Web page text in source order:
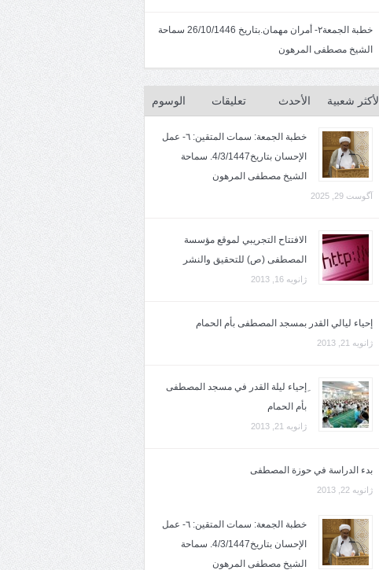
خطبة الجمعة٢- أمران مهمان.بتاريخ 26/10/1446 سماحة
الشيخ مصطفى المرهون
الأكثر شعبية الأحدث تعليقات الوسوم
خطبة الجمعة: سمات المتقين: ٦- عمل
الإحسان بتاريخ4/3/1447. سماحة
الشيخ مصطفى المرهون
آگوست 29, 2025
الافتتاح التجريبي لموقع مؤسسة
المصطفى (ص) للتحقيق والنشر
ژانویه 16, 2013
إحياء ليالي القدر بمسجد المصطفى بأم الحمام
ژانویه 21, 2013
ِإحياء ليلة القدر في مسجد المصطفى
بأم الحمام
ژانویه 21, 2013
بدء الدراسة في حوزة المصطفى
ژانویه 22, 2013
خطبة الجمعة: سمات المتقين: ٦- عمل
الإحسان بتاريخ4/3/1447. سماحة
الشيخ مصطفى المرهون